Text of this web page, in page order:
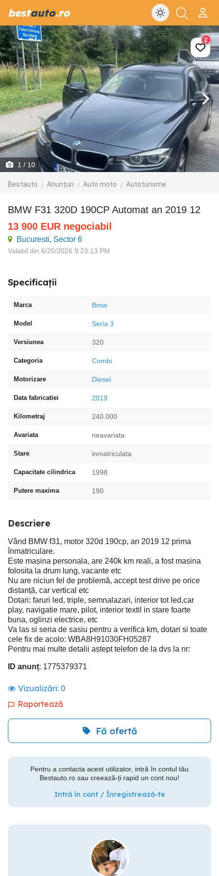
bestauto.ro
1 / 10
Bestauto Anunțuri Auto moto Autoturisme
2
BMW F31 320D 190CP Automat an 2019 12
13 900 EUR negociabil
Bucuresti, Sector 6
Valabil din 6/25/2026 9:23:13 PM
Specificații
Marca Bmw
Model Seria 3
Versiunea 320
Categoria Combi
Motorizare Diesel
Data fabricatiei 2019
Kilometraj 240.000
Avariata neavariata
Stare inmatriculata
Capacitate cilindrica 1998
Putere maxima 190
Descriere
Vând BMW f31, motor 320d 190cp, an 2019 12 prima
înmatriculare.
Este mașina personala, are 240k km reali, a fost masina
folosita la drum lung, vacante etc
Nu are niciun fel de problemă, accept test drive pe orice
distanță, car vertical etc
Dotari: faruri led, triple, semnalazari, interior tot led,car
play, navigatie mare, pilot, interior textil in stare foarte
buna, oglinzi electrice, etc
Va las si seria de sasiu pentru a verifica km, dotari si toate
cele fix de acolo: WBA8H91030FH05287
Pentru mai multe detalii aștept telefon de la dvs la nr:
ID anunț: 1775379371
Vizualizări: 0
Raportează
Fă ofertă
Pentru a contacta acest utilizator, intră în contul tău
Bestauto.ro sau creează-ți rapid un cont nou!
Intră în cont / Înregistrează-te